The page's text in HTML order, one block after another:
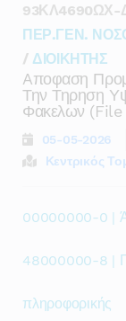
93ΚΛ4690ΩΧ-
ΠΕΡ.ΓΕΝ.
/ ΔΙΟΙΚΗΤΗΣ
Aποφαση
Την Τηρηση
Φακελων (file
05-05-2026
Κεντρικός
00000000-0 |
48000000-8 |
πληροφορικής